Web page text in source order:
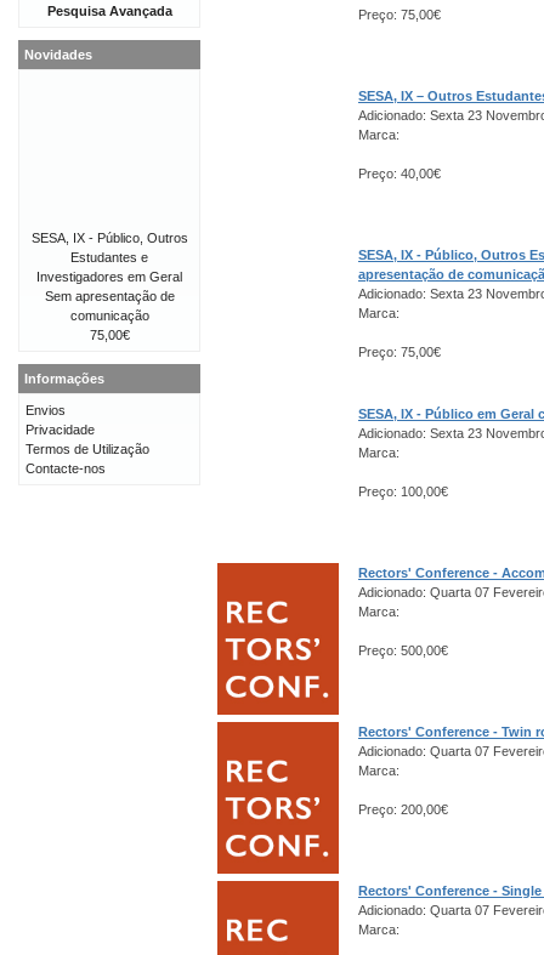
Preço: 75,00€
SESA, IX – Outros
Adicionado: Sexta 23
Marca:
Preço: 40,00€
SESA, IX - Público, Outros
apresentação de
Adicionado: Sexta 23
Marca:
Preço: 75,00€
SESA, IX - Público em
Adicionado: Sexta 23
Marca:
Preço: 100,00€
Rectors' Conference -
Adicionado: Quarta 07
Marca:
Preço: 500,00€
Rectors' Conference - Twin
Adicionado: Quarta 07
Marca:
Preço: 200,00€
Rectors' Conference -
Adicionado: Quarta 07
Marca:
Pesquisa Avançada
Novidades
SESA, IX - Público, Outros
Estudantes e
Investigadores em Geral
Sem apresentação de
comunicação
75,00€
Informações
Envios
Privacidade
Termos de Utilização
Contacte-nos